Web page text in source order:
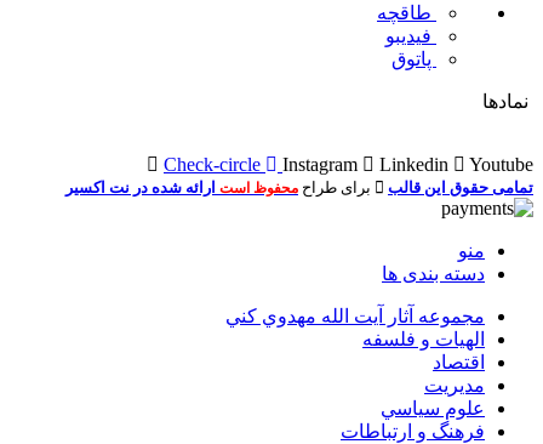
طاقچه
فیدیبو
پاتوق
نمادها
Check-circle Instagram Linkedin Youtube
تمامی حقوق این قالب برای طراح محفوظ است ارائه شده در نت اکسیر
منو
دسته بندی ها
مجموعه آثار آيت الله مهدوي كني
الهیات و فلسفه
اقتصاد
مديريت
علوم سياسي
فرهنگ و ارتباطات